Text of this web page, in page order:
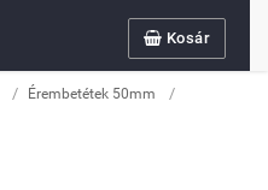
Kosár
/ Érembetétek 50mm /